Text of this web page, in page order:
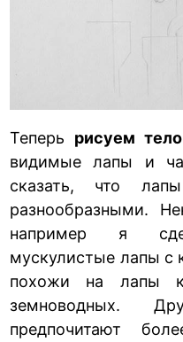
Теперь рисуем тело
видимые лапы и
сказать, что
разнообразными.
например я
мускулистые лапы с
похожи на лапы
земноводных.
предпочитают